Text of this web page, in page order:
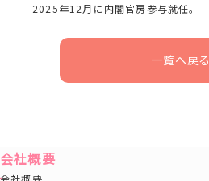
2025年12月に内閣官房参与就任。
一覧へ戻る
会社概要
会社概要